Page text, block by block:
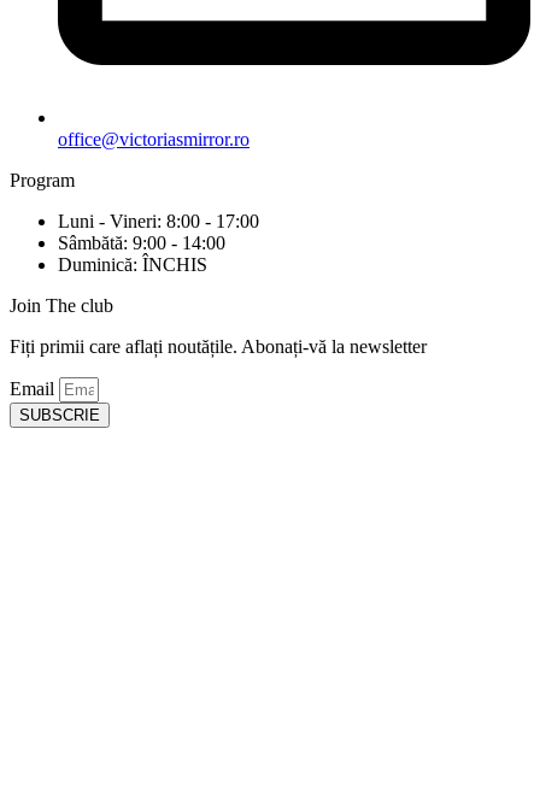
office@victoriasmirror.ro
Program
Luni - Vineri: 8:00 - 17:00
Sâmbătă: 9:00 - 14:00
Duminică: ÎNCHIS
Join The club
Fiți primii care aflați noutățile. Abonați-vă la newsletter
Email
SUBSCRIE